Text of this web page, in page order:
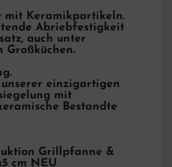
mit Keramikpartikeln.
Abriebfestigkeit
auch unter
Großküchen.
einzigartigen
mit
Bestandte
Grillpfanne &
cm NEU